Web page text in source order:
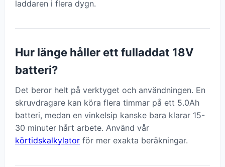
laddaren i flera dygn.
Hur länge håller ett fulladdat 18V
batteri?
Det beror helt på verktyget och användningen. En
skruvdragare kan köra flera timmar på ett 5.0Ah
batteri, medan en vinkelsip kanske bara klarar 15-
30 minuter hårt arbete. Använd vår
körtidskalkylator för mer exakta beräkningar.